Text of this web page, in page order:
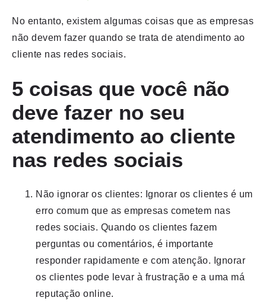
No entanto, existem algumas coisas que as empresas
não devem fazer quando se trata de atendimento ao
cliente nas redes sociais.
5 coisas que você não
deve fazer no seu
atendimento ao cliente
nas redes sociais
Não ignorar os clientes: Ignorar os clientes é um
erro comum que as empresas cometem nas
redes sociais. Quando os clientes fazem
perguntas ou comentários, é importante
responder rapidamente e com atenção. Ignorar
os clientes pode levar à frustração e a uma má
reputação online.